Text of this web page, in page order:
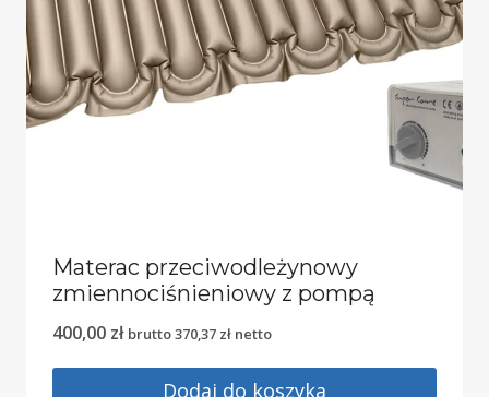
Materac przeciwodleżynowy
zmiennociśnieniowy z pompą
400,00 zł brutto370,37 zł netto
Dodaj do koszyka